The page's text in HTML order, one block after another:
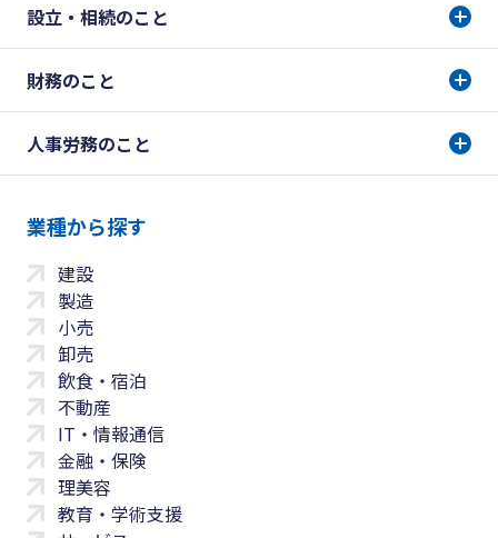
設立・相続のこと
財務のこと
人事労務のこと
業種から探す
建設
製造
小売
卸売
飲食・宿泊
不動産
IT・情報通信
金融・保険
理美容
教育・学術支援